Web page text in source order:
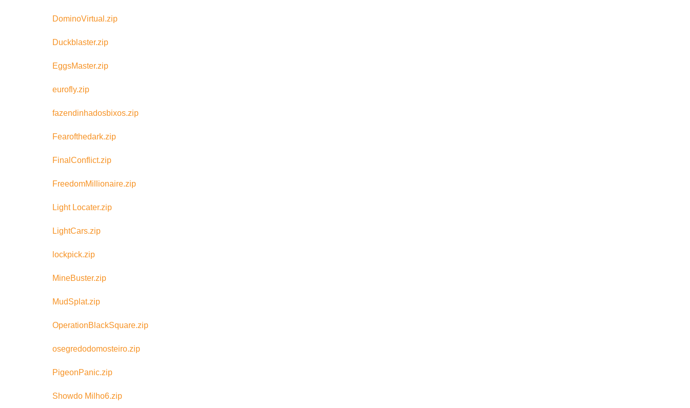
DominoVirtual.zip
Duckblaster.zip
EggsMaster.zip
eurofly.zip
fazendinhadosbixos.zip
Fearofthedark.zip
FinalConflict.zip
FreedomMillionaire.zip
Light Locater.zip
LightCars.zip
lockpick.zip
MineBuster.zip
MudSplat.zip
OperationBlackSquare.zip
osegredodomosteiro.zip
PigeonPanic.zip
Showdo Milho6.zip